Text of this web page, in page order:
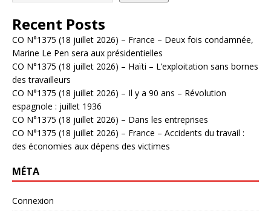
Recent Posts
CO N°1375 (18 juillet 2026) – France – Deux fois condamnée,
Marine Le Pen sera aux présidentielles
CO N°1375 (18 juillet 2026) – Haïti – L’exploitation sans bornes
des travailleurs
CO N°1375 (18 juillet 2026) – Il y a 90 ans – Révolution
espagnole : juillet 1936
CO N°1375 (18 juillet 2026) – Dans les entreprises
CO N°1375 (18 juillet 2026) – France – Accidents du travail :
des économies aux dépens des victimes
MÉTA
Connexion